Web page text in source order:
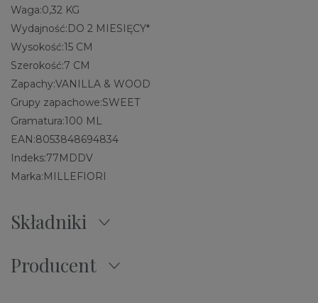
Waga:0,32 KG
Wydajność:DO 2 MIESIĘCY*
Wysokość:15 CM
Szerokość:7 CM
Zapachy:VANILLA & WOOD
Grupy zapachowe:SWEET
Gramatura:100 ML
EAN:8053848694834
Indeks:77MDDV
Marka:MILLEFIORI
Składniki
Producent